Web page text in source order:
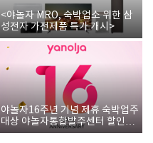
<야놀자 MRO, 숙박업소 위한 삼
성전자 가전제품 특가 개시>
야놀자16주년 기념 제휴 숙박업주
대상 야놀자통합발주센터 할인쿠
폰 증정